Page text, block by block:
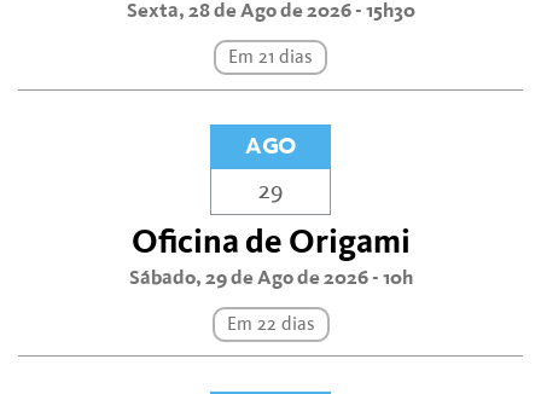
Sexta, 28 de Ago de 2026 - 15h30
Em 21 dias
AGO
29
Oficina de Origami
Sábado, 29 de Ago de 2026 - 10h
Em 22 dias